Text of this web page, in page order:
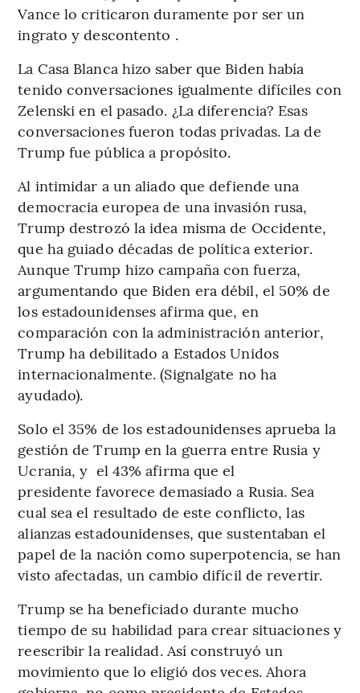
Vance lo criticaron duramente por ser un
ingrato y descontento .
La Casa Blanca hizo saber que Biden había
tenido conversaciones igualmente difíciles con
Zelenski en el pasado. ¿La diferencia? Esas
conversaciones fueron todas privadas. La de
Trump fue pública a propósito.
Al intimidar a un aliado que defiende una
democracia europea de una invasión rusa,
Trump destrozó la idea misma de Occidente,
que ha guiado décadas de política exterior.
Aunque Trump hizo campaña con fuerza,
argumentando que Biden era débil, el 50% de
los estadounidenses afirma que, en
comparación con la administración anterior,
Trump ha debilitado a Estados Unidos
internacionalmente. (Signalgate no ha
ayudado).
Solo el 35% de los estadounidenses aprueba la
gestión de Trump en la guerra entre Rusia y
Ucrania, y el 43% afirma que el
presidente favorece demasiado a Rusia. Sea
cual sea el resultado de este conflicto, las
alianzas estadounidenses, que sustentaban el
papel de la nación como superpotencia, se han
visto afectadas, un cambio difícil de revertir.
Trump se ha beneficiado durante mucho
tiempo de su habilidad para crear situaciones y
reescribir la realidad. Así construyó un
movimiento que lo eligió dos veces. Ahora